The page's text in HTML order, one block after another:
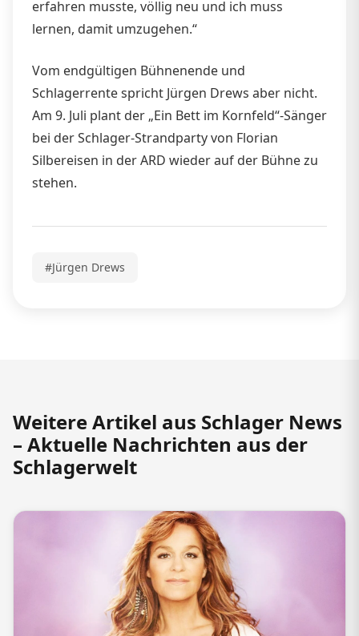
erfahren musste, völlig neu und ich muss
lernen, damit umzugehen.“
Vom endgültigen Bühnenende und
Schlagerrente spricht Jürgen Drews aber nicht.
Am 9. Juli plant der „Ein Bett im Kornfeld“-Sänger
bei der Schlager-Strandparty von Florian
Silbereisen in der ARD wieder auf der Bühne zu
stehen.
#Jürgen Drews
Weitere Artikel aus Schlager News
– Aktuelle Nachrichten aus der
Schlagerwelt